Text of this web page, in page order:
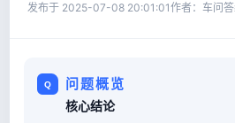
发布于 2025-07-08 20:01:01作者：车问
问题概览
核心结论